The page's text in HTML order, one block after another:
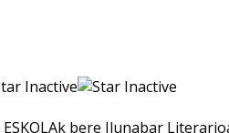
bere Ilunabar